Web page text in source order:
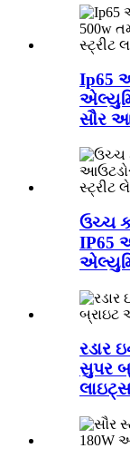
Ip65
સૌર
ઉચ્ચ
IP65
રડાર
સુપર
લાઇટ્સ